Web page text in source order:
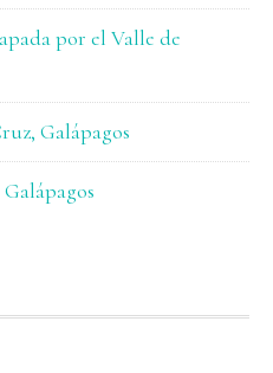
por el Valle de
Galápagos